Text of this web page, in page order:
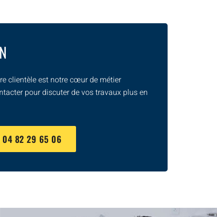
clientèle est notre cœur de métier
pour discuter de vos travaux plus en
04 82 29 65 06